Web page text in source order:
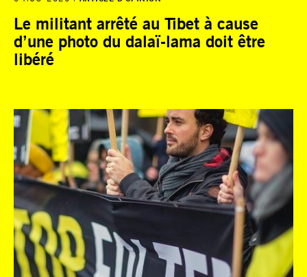
Le militant arrêté au Tibet à cause
d’une photo du dalaï-lama doit être
libéré